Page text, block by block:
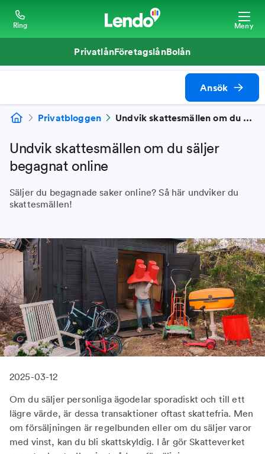
Ring Meny
PrivatlånFöretagslånBolån
Ansök
Privatbloggen Undvik skattesmällen om du säljer begagnat online
Undvik skattesmällen om du säljer
begagnat online
Säljer du begagnade saker online? Så här undviker du
skattesmällen!
2025-03-12
Om du säljer personliga ägodelar sporadiskt och till ett
lägre värde, är dessa transaktioner oftast skattefria. Men
om försäljningen är regelbunden eller om du säljer varor
med vinst, kan du bli skattskyldig. I år gör Skatteverket